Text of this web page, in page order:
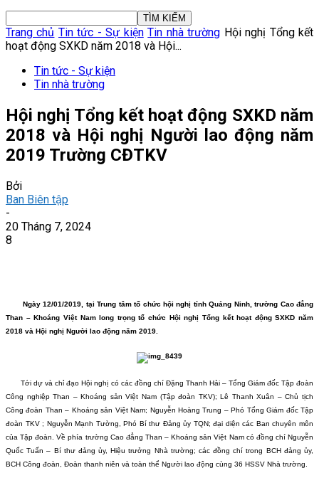
Trang chủ Tin tức - Sự kiện Tin nhà trường Hội nghị Tổng kết
hoạt động SXKD năm 2018 và Hội...
Tin tức - Sự kiện
Tin nhà trường
Hội nghị Tổng kết hoạt động SXKD năm
2018 và Hội nghị Người lao động năm
2019 Trường CĐTKV
Bởi
Ban Biên tập
-
20 Tháng 7, 2024
8
Ngày 12/01/2019, tại Trung tâm tổ chức hội nghị tỉnh Quảng Ninh, trường Cao đẳng
Than – Khoáng Việt Nam long trọng tổ chức Hội nghị Tổng kết hoạt động SXKD năm
2018 và Hội nghị Người lao động năm 2019.
Tới dự và chỉ đạo Hội nghị có các đồng chí Đặng Thanh Hải – Tổng Giám đốcTập đoàn
Công nghiệp Than – Khoáng sản Việt Nam (Tập đoàn TKV); Lê Thanh Xuân – Chủ tịch
Công đoàn Than – Khoáng sản Việt Nam; Nguyễn Hoàng Trung – Phó Tổng Giám đốc Tập
đoàn TKV; Nguyễn Mạnh Tường, Phó Bí thư Đảng ủy TQN; đại diện các Ban chuyên môn
của Tập đoàn
. Về phía trường Cao đẳng Than – Khoáng sản Việt Nam có đồng chí Nguyễn
Quốc Tuấn – Bí thư đảng ủy, Hiệu trưởng Nhà trường; các đồng chí trong BCH đảng ủy,
BCH Công đoàn, Đoàn thanh niên và toàn thể Người lao động cùng 36 HSSV Nhà trường.